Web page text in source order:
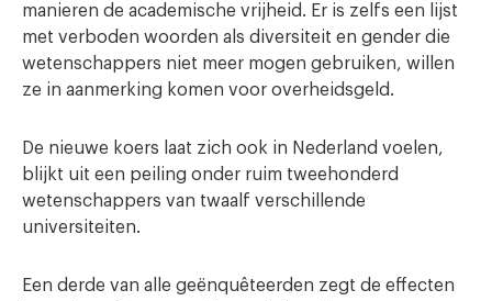
manieren de academische vrijheid. Er is zelfs een lijst
met verboden woorden als diversiteit en gender die
wetenschappers niet meer mogen gebruiken, willen
ze in aanmerking komen voor overheidsgeld.
De nieuwe koers laat zich ook in Nederland voelen,
blijkt uit een peiling onder ruim tweehonderd
wetenschappers van twaalf verschillende
universiteiten.
Een derde van alle geënquêteerden zegt de effecten